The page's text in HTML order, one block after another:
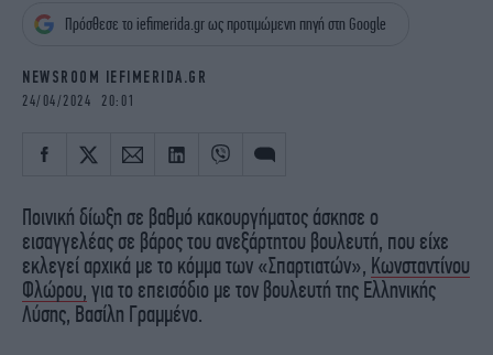
iBOOKS
MEDIA
Πρόσθεσε το iefimerida.gr ως προτιμώμενη πηγή στη Google
NEWSROOM IEFIMERIDA.GR
24/04/2024 20:01
Ποινική δίωξη σε βαθμό κακουργήματος άσκησε ο
εισαγγελέας σε βάρος του ανεξάρτητου βουλευτή, που είχε
εκλεγεί αρχικά με το κόμμα των «Σπαρτιατών», Κωνσταντίνου
Φλώρου, για το επεισόδιο με τον βουλευτή της Ελληνικής
Λύσης, Βασίλη Γραμμένο.